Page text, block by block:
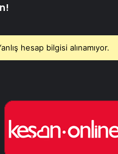
hesap bilgisi alınamıyor.